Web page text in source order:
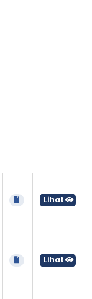
Lihat
Lihat